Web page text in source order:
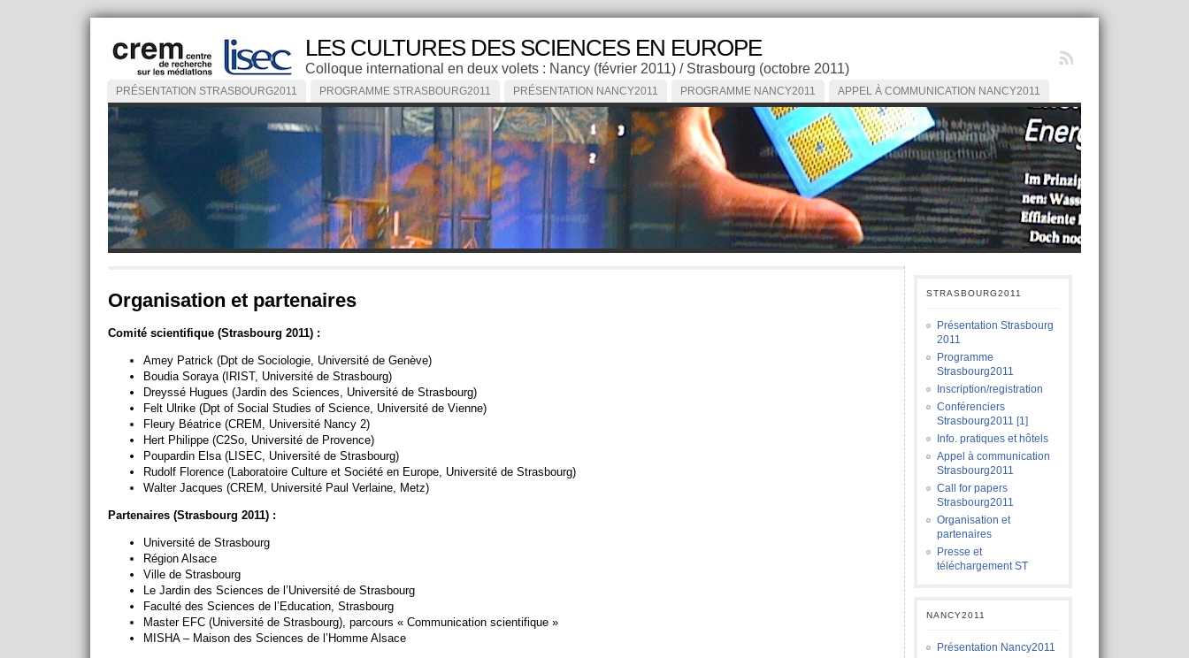
LES CULTURES DES SCIENCES EN EUROPE
Colloque international en deux volets : Nancy (février 2011) / Strasbourg (octobre 2011)
PRÉSENTATION STRASBOURG2011 PROGRAMME STRASBOURG2011 PRÉSENTATION NANCY2011 PROGRAMME NANCY2011 APPEL À COMMUNICATION NANCY2011
Organisation et partenaires
Comité scientifique (Strasbourg 2011) :
Amey Patrick (Dpt de Sociologie, Université de Genève)
Boudia Soraya (IRIST, Université de Strasbourg)
Dreyssé Hugues (Jardin des Sciences, Université de Strasbourg)
Felt Ulrike (Dpt of Social Studies of Science, Université de Vienne)
Fleury Béatrice (CREM, Université Nancy 2)
Hert Philippe (C2So, Université de Provence)
Poupardin Elsa (LISEC, Université de Strasbourg)
Rudolf Florence (Laboratoire Culture et Société en Europe, Université de Strasbourg)
Walter Jacques (CREM, Université Paul Verlaine, Metz)
Partenaires (Strasbourg 2011) :
Université de Strasbourg
Région Alsace
Ville de Strasbourg
Le Jardin des Sciences de l’Université de Strasbourg
Faculté des Sciences de l’Education, Strasbourg
Master EFC (Université de Strasbourg), parcours « Communication scientifique »
MISHA – Maison des Sciences de l’Homme Alsace
STRASBOURG2011
Présentation Strasbourg
2011
Programme
Strasbourg2011
Inscription/registration
Conférenciers
Strasbourg2011 [1]
Info. pratiques et hôtels
Appel à communication
Strasbourg2011
Call for papers
Strasbourg2011
Organisation et
partenaires
Presse et
téléchargement ST
NANCY2011
Présentation Nancy2011